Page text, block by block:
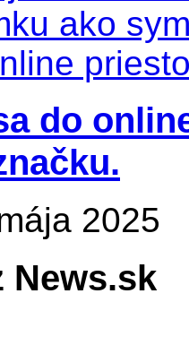
do
2025
News.sk